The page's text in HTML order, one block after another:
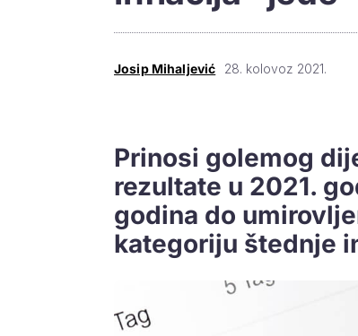
Josip Mihaljević 28. kolovoz 2021.
Prinosi golemog
rezultate u 2021.
godina do
kategoriju štednje